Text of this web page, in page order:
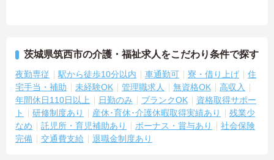
茨城県筑西市の介護・福祉求人をこだわり条件で探す
夜勤専従 駅から徒歩10分以内 車通勤可 寮・借り上げ
住
宅手当・補助
未経験OK 管理職求人 無資格OK
高収入
年間休日110日以上
日勤のみ ブランクOK
資格取得サポー
ト
研修制度あり 産休･育休･介護休暇取得実績あり
残業少
なめ
託児所・育児補助あり ボーナス・賞与あり
社会保険
完備
交通費支給 退職金制度あり